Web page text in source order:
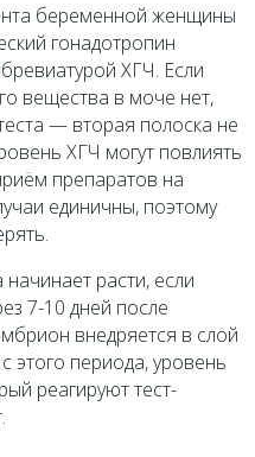
беременной женщины
гонадотропин
ХГЧ. Если
вещества в моче нет,
— вторая полоска не
ХГЧ могут повлиять
препаратов на
единичны, поэтому
расти, если
7-10 дней после
внедряется в слой
этого периода, уровень
реагируют тест-